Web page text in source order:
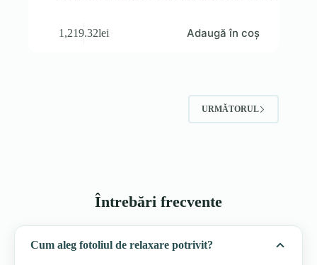
1,219.32lei Adaugă în coș
URMĂTORUL
Întrebări frecvente
Cum aleg fotoliul de relaxare potrivit?